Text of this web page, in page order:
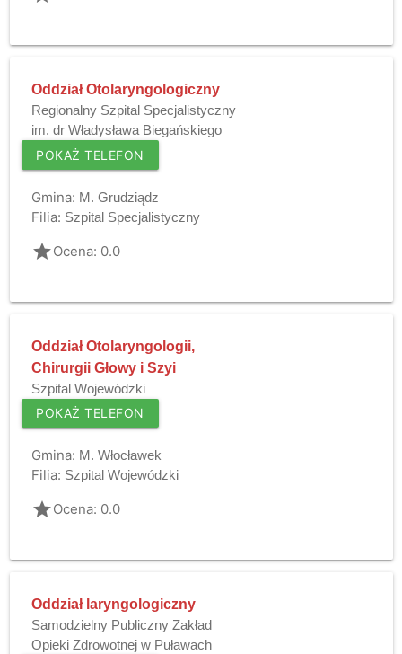
Oddział Otolaryngologiczny
Regionalny Szpital Specjalistyczny
im. dr Władysława Biegańskiego
POKAŻ TELEFON
Gmina: M. Grudziądz
Filia: Szpital Specjalistyczny
gradeOcena: 0.0
Oddział Otolaryngologii,
Chirurgii Głowy i Szyi
Szpital Wojewódzki
POKAŻ TELEFON
Gmina: M. Włocławek
Filia: Szpital Wojewódzki
gradeOcena: 0.0
Oddział laryngologiczny
Samodzielny Publiczny Zakład
Opieki Zdrowotnej w Puławach